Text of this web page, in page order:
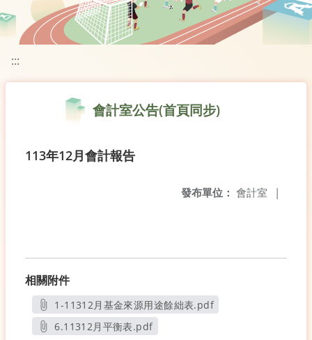
:::
會計室公告(首頁同步)
113年12月會計報告
發布單位： 會計室 |
相關附件
1-11312月基金來源用途餘絀表.pdf
另開新視窗
6.11312月平衡表.pdf